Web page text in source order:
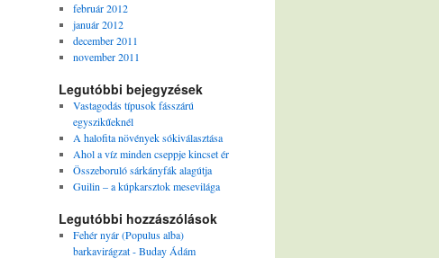
február 2012
január 2012
december 2011
november 2011
Legutóbbi bejegyzések
Vastagodás típusok fásszárú
egyszikűeknél
A halofita növények sókiválasztása
Ahol a víz minden cseppje kincset ér
Összeboruló sárkányfák alagútja
Guilin – a kúpkarsztok mesevilága
Legutóbbi hozzászólások
Fehér nyár (Populus alba)
barkavirágzat - Buday Ádám